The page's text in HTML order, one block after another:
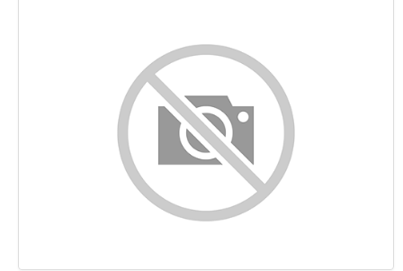
Nøgleord
Brugervenlighed
Dokument